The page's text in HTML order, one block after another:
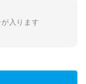
入ります